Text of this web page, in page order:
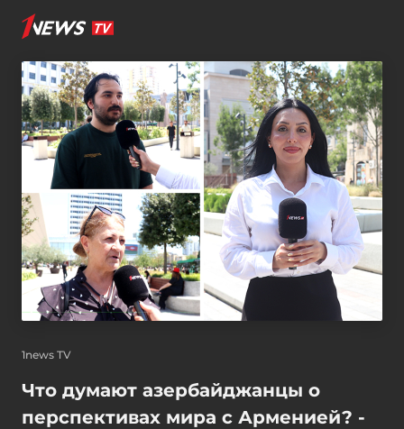
1news TV
Что думают азербайджанцы о
перспективах мира с Арменией? -